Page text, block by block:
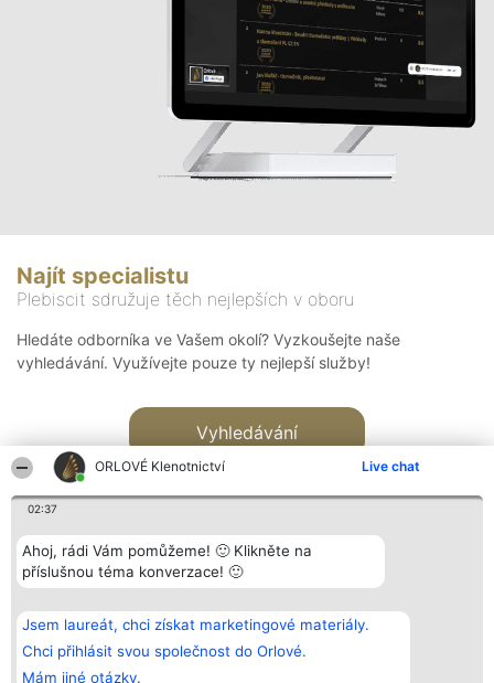
ORLOVÉ Klenotnictví Live chat
02:37
Ahoj, rádi Vám pomůžeme! 🙂 Klikněte na
příslušnou téma konverzace! 🙂
Jsem laureát, chci získat marketingové materiály.
Chci přihlásit svou společnost do Orlové.
Mám jiné otázky.
Najít specialistu
Plebiscit sdružuje těch nejlepších v oboru
Hledáte odborníka ve Vašem okolí? Vyzkoušejte naše
vyhledávání. Využívejte pouze ty nejlepší služby!
Vyhledávání
Bright Side Solutions sp. z o.
o. sp. k.
ul. Ruska 22
Wrocław 50-079
KRS 0000749100 | Regon
Vítězové
Seznam všech
laureátů
Zásady
Kontakt